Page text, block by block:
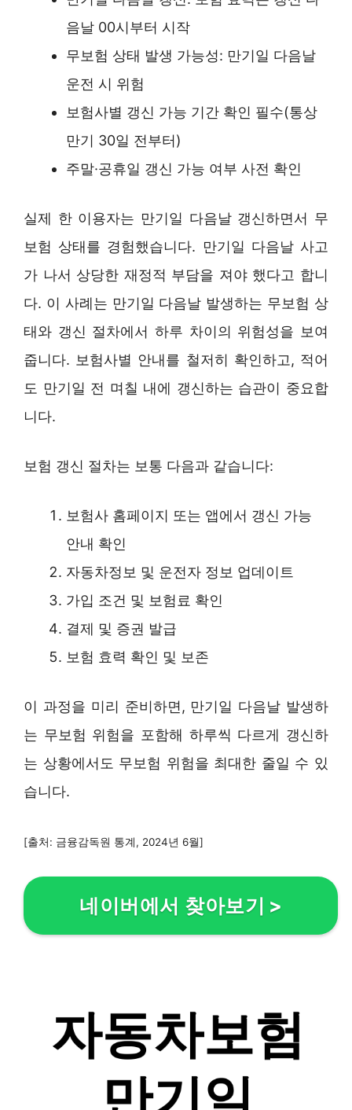
음날 00시부터 시작
무보험 상태 발생 가능성: 만기일 다음날
운전 시 위험
보험사별 갱신 가능 기간 확인 필수(통상
만기 30일 전부터)
주말·공휴일 갱신 가능 여부 사전 확인
실제 한 이용자는 만기일 다음날 갱신하면서 무
보험 상태를 경험했습니다. 만기일 다음날 사고
가 나서 상당한 재정적 부담을 져야 했다고 합니
다. 이 사례는 만기일 다음날 발생하는 무보험 상
태와 갱신 절차에서 하루 차이의 위험성을 보여
줍니다. 보험사별 안내를 철저히 확인하고, 적어
도 만기일 전 며칠 내에 갱신하는 습관이 중요합
니다.
보험 갱신 절차는 보통 다음과 같습니다:
보험사 홈페이지 또는 앱에서 갱신 가능
안내 확인
자동차정보 및 운전자 정보 업데이트
가입 조건 및 보험료 확인
결제 및 증권 발급
보험 효력 확인 및 보존
이 과정을 미리 준비하면, 만기일 다음날 발생하
는 무보험 위험을 포함해 하루씩 다르게 갱신하
는 상황에서도 무보험 위험을 최대한 줄일 수 있
습니다.
[출처: 금융감독원 통계, 2024년 6월]
네이버에서 찾아보기 >